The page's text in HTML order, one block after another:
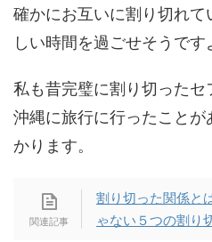
確かにお互いに割り切れ
しい時間を過ごせそうです
私も昔完璧に割り切った
沖縄に旅行に行ったこと
かります。
割り切った関係と
ゃない５つの割り